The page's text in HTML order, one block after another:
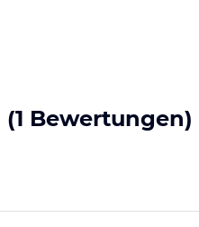
(1 Bewertungen)